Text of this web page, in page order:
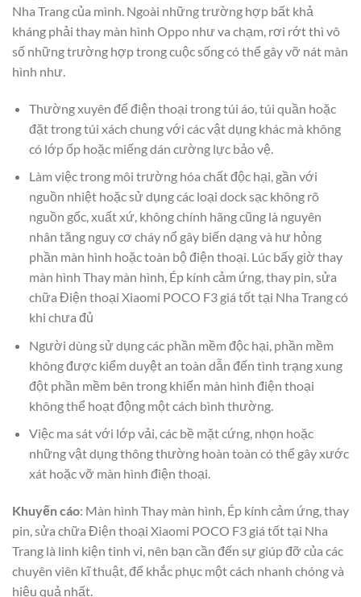
Nha Trang của mình. Ngoài những trường hợp bất khả
kháng phải thay màn hình Oppo như va chạm, rơi rớt thì vô
số những trường hợp trong cuộc sống có thể gây vỡ nát màn
hình như.
Thường xuyên để điện thoại trong túi áo, túi quần hoặc
đặt trong túi xách chung với các vật dụng khác mà không
có lớp ốp hoặc miếng dán cường lực bảo vệ.
Làm việc trong môi trường hóa chất độc hại, gần với
nguồn nhiệt hoặc sử dụng các loại dock sạc không rõ
nguồn gốc, xuất xứ, không chính hãng cũng là nguyên
nhân tăng nguy cơ cháy nổ gây biến dạng và hư hỏng
phần màn hình hoặc toàn bộ điện thoại. Lúc bấy giờ thay
màn hình Thay màn hình, Ép kính cảm ứng, thay pin, sửa
chữa Điện thoại Xiaomi POCO F3 giá tốt tại Nha Trang có
khi chưa đủ
Người dùng sử dụng các phần mềm độc hại, phần mềm
không được kiểm duyệt an toàn dẫn đến tình trạng xung
đột phần mềm bên trong khiến màn hình điện thoại
không thể hoạt động một cách bình thường.
Việc ma sát với lớp vải, các bề mặt cứng, nhọn hoặc
những vật dụng thông thường hoàn toàn có thể gây xước
xát hoặc vỡ màn hình điện thoại.
Khuyến cáo: Màn hình Thay màn hình, Ép kính cảm ứng, thay
pin, sửa chữa Điện thoại Xiaomi POCO F3 giá tốt tại Nha
Trang là linh kiện tinh vi, nên bạn cần đến sự giúp đỡ của các
chuyên viên kĩ thuật, để khắc phục một cách nhanh chóng và
hiệu quả nhất.